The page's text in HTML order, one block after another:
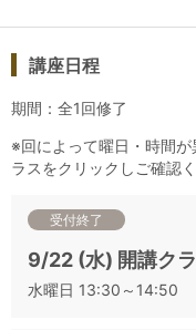
これから二次試験対策
較や品種別産地比較、
つながる講座、本番シ
受講されることを強く
くださいませ。
スティルワイン白2種
以外のお酒2種を、制
講座日程
期間：全1回修了
※回によって曜日・時間
ラスをクリックしご確認く
受付終了
9/22 (水) 開講ク
水曜日 13:30～14:50